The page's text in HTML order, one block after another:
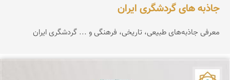
جاذبه های گردشگری ایران
معرفی جاذبه‌های طبیعی، تاریخی، فرهنگی و ... گردشگری ایران